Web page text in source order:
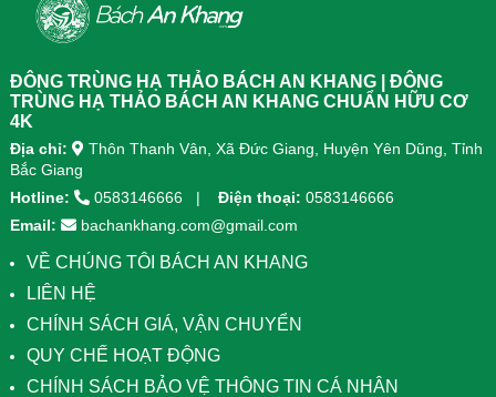
Sản phẩm được sản xuất tại nhà
máy đạt chuẩn GMP, sử dụng công
giúp hấp thu nhanh và hiệu quả
hơn.
ĐÔNG TRÙNG HẠ THẢO BÁCH AN KHANG | ĐÔNG
TRÙNG HẠ THẢO BÁCH AN KHANG CHUẨN HỮU CƠ
4K
Địa chỉ:
Thôn Thanh Vân, Xã Đức Giang, Huyện Yên Dũng, Tỉnh
Bắc Giang
Hotline:
0583146666 Điện thoại: 0583146666
Email:
bachankhang.com@gmail.com
VỀ CHÚNG TÔI BÁCH AN KHANG
LIÊN HỆ
CHÍNH SÁCH GIÁ, VẬN CHUYỂN
QUY CHẾ HOẠT ĐỘNG
CHÍNH SÁCH BẢO VỆ THÔNG TIN CÁ NHÂN